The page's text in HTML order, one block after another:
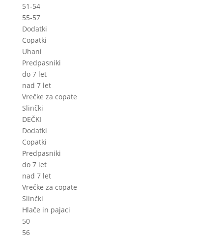
51-54
55-57
Dodatki
Copatki
Uhani
Predpasniki
do 7 let
nad 7 let
Vrečke za copate
Slinčki
DEČKI
Dodatki
Copatki
Predpasniki
do 7 let
nad 7 let
Vrečke za copate
Slinčki
Hlače in pajaci
50
56